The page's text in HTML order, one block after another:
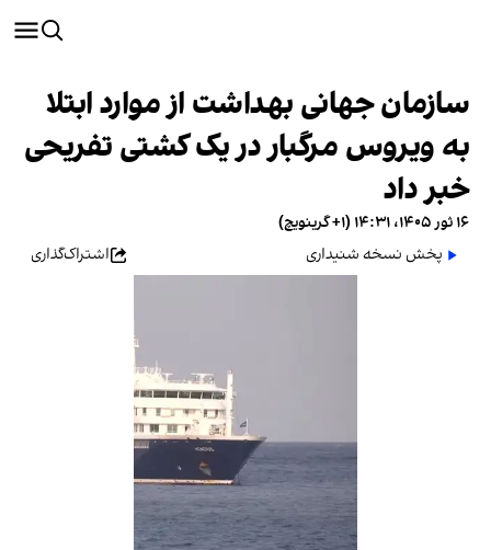
سازمان جهانی بهداشت از موارد ابتلا
به ویروس مرگبار در یک کشتی تفریحی
خبر داد
۱۶ ثور ۱۴۰۵، ۱۴:۳۱ (‎+۱ گرینویچ)
پخش نسخه شنیداری
اشتراک‌گذاری